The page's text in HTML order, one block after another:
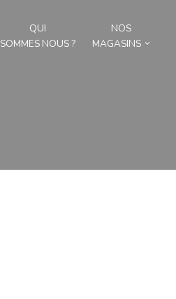
QUI
SOMMES NOUS ?
NOS
MAGASINS